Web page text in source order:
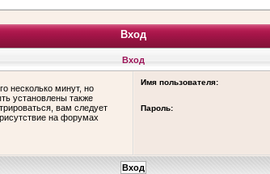
Вход
Вход
несколько минут, но
установлены также
вам следует
на форумах
Имя пользователя:
Пароль: